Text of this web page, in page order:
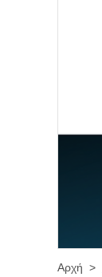
Αρχή >